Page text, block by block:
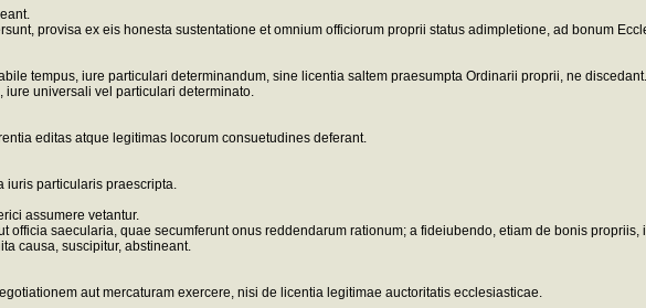
provisa ex eis honesta sustentatione et omnium officiorum proprii status adimpletione, ad bonum
tempus, iure particulari determinandum, sine licentia saltem praesumpta Ordinarii proprii, ne discedant.
iure universali vel particulari determinato.
editas atque legitimas locorum consuetudines deferant.
iuris particularis praescripta.
assumere vetantur.
saecularia, quae secumferunt onus reddendarum rationum; a fideiubendo, etiam de bonis
causa, suscipitur, abstineant.
aut mercaturam exercere, nisi de licentia legitimae auctoritatis ecclesiasticae.